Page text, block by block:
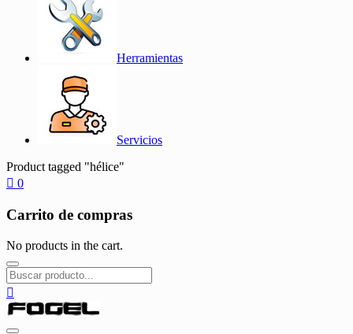
Herramientas
Servicios
Product tagged "hélice"
0
Carrito de compras
No products in the cart.